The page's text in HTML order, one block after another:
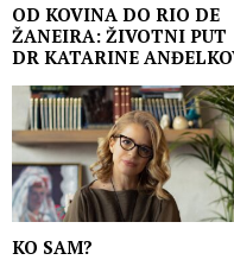
OD KOVINA DO RIO DE
ŽANEIRA: ŽIVOTNI PUT
DR KATARINE
KO SAM?